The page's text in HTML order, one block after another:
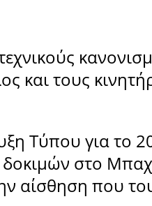
και τους
Τύπου για το
στο
αίσθηση που